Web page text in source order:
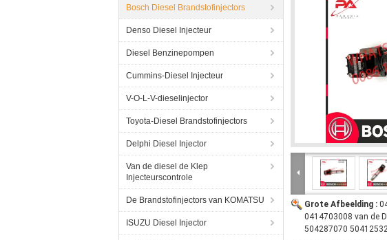
Bosch Diesel Brandstofinjectors
Denso Diesel Injecteur
Diesel Benzinepompen
Cummins-Diesel Injecteur
V-O-L-V-dieselinjector
Toyota-Diesel Brandstofinjectors
Delphi Diesel Injector
Van de diesel de Klep
Injecteurscontrole
De Brandstofinjectors van KOMATSU
ISUZU Diesel Injector
Grote Afbeelding :
0414703008 van de
504287070